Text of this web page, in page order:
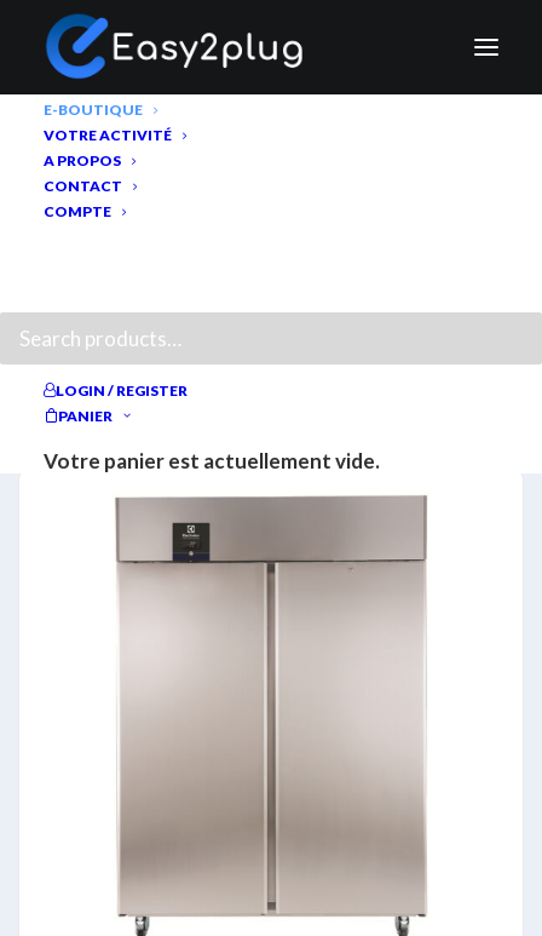
E-BOUTIQUE
VOTRE ACTIVITÉ
A PROPOS
CONTACT
COMPTE
LOGIN / REGISTER
PANIER
Votre panier est actuellement vide.